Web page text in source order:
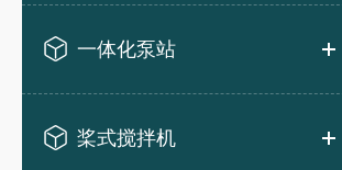
一体化泵站
桨式搅拌机